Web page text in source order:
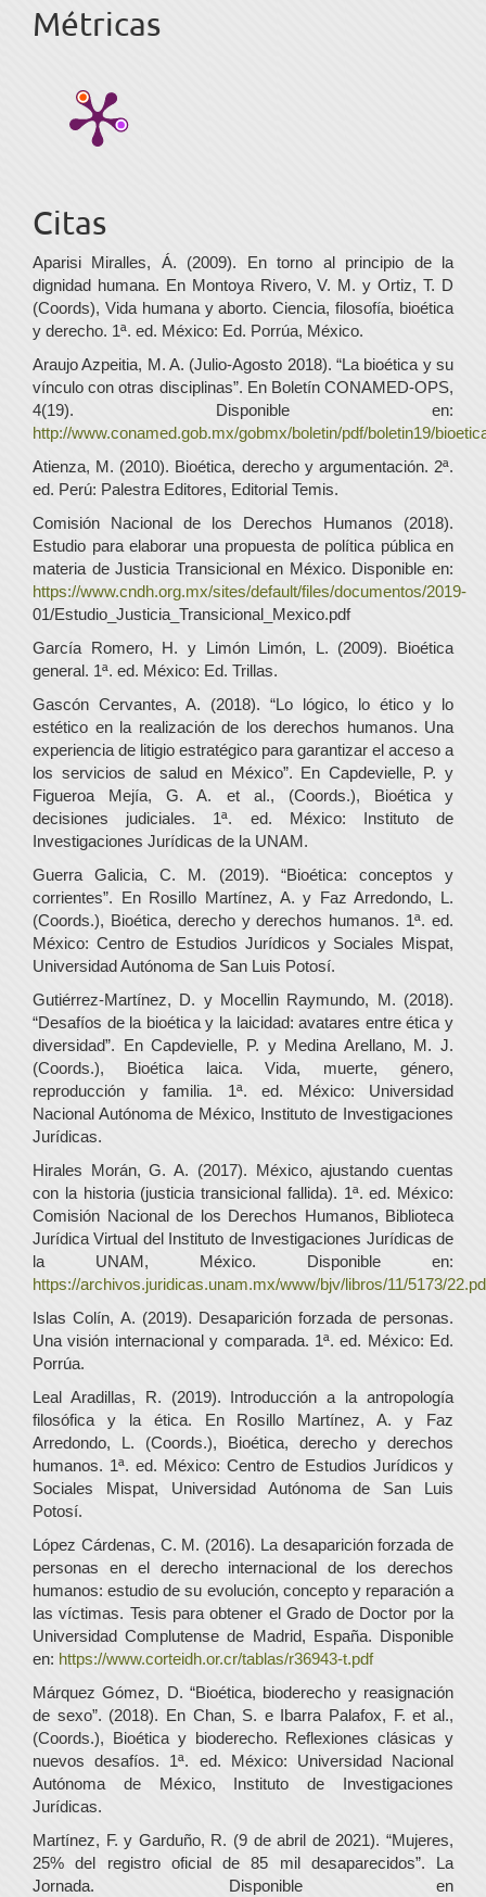
Métricas
Citas
Aparisi Miralles, Á. (2009). En torno al principio de la
dignidad humana. En Montoya Rivero, V. M. y Ortiz, T. D
(Coords), Vida humana y aborto. Ciencia, filosofía, bioética
y derecho. 1ª. ed. México: Ed. Porrúa, México.
Araujo Azpeitia, M. A. (Julio-Agosto 2018). “La bioética y su
vínculo con otras disciplinas”. En Boletín CONAMED-OPS,
4(19). Disponible en:
http://www.conamed.gob.mx/gobmx/boletin/pdf/boletin19/
Atienza, M. (2010). Bioética, derecho y argumentación. 2ª.
ed. Perú: Palestra Editores, Editorial Temis.
Comisión Nacional de los Derechos Humanos (2018).
Estudio para elaborar una propuesta de política pública en
materia de Justicia Transicional en México. Disponible en:
https://www.cndh.org.mx/sites/default/files/documentos/2019-
01/Estudio_Justicia_Transicional_Mexico.pdf
García Romero, H. y Limón Limón, L. (2009). Bioética
general. 1ª. ed. México: Ed. Trillas.
Gascón Cervantes, A. (2018). “Lo lógico, lo ético y lo
estético en la realización de los derechos humanos. Una
experiencia de litigio estratégico para garantizar el acceso a
los servicios de salud en México”. En Capdevielle, P. y
Figueroa Mejía, G. A. et al., (Coords.), Bioética y
decisiones judiciales. 1ª. ed. México: Instituto de
Investigaciones Jurídicas de la UNAM.
Guerra Galicia, C. M. (2019). “Bioética: conceptos y
corrientes”. En Rosillo Martínez, A. y Faz Arredondo, L.
(Coords.), Bioética, derecho y derechos humanos. 1ª. ed.
México: Centro de Estudios Jurídicos y Sociales Mispat,
Universidad Autónoma de San Luis Potosí.
Gutiérrez-Martínez, D. y Mocellin Raymundo, M. (2018).
“Desafíos de la bioética y la laicidad: avatares entre ética y
diversidad”. En Capdevielle, P. y Medina Arellano, M. J.
(Coords.), Bioética laica. Vida, muerte, género,
reproducción y familia. 1ª. ed. México: Universidad
Nacional Autónoma de México, Instituto de Investigaciones
Jurídicas.
Hirales Morán, G. A. (2017). México, ajustando cuentas
con la historia (justicia transicional fallida). 1ª. ed. México:
Comisión Nacional de los Derechos Humanos, Biblioteca
Jurídica Virtual del Instituto de Investigaciones Jurídicas de
la UNAM, México. Disponible en:
https://archivos.juridicas.unam.mx/www/bjv/libros/11/5173/
Islas Colín, A. (2019). Desaparición forzada de personas.
Una visión internacional y comparada. 1ª. ed. México: Ed.
Porrúa.
Leal Aradillas, R. (2019). Introducción a la antropología
filosófica y la ética. En Rosillo Martínez, A. y Faz
Arredondo, L. (Coords.), Bioética, derecho y derechos
humanos. 1ª. ed. México: Centro de Estudios Jurídicos y
Sociales Mispat, Universidad Autónoma de San Luis
Potosí.
López Cárdenas, C. M. (2016). La desaparición forzada de
personas en el derecho internacional de los derechos
humanos: estudio de su evolución, concepto y reparación a
las víctimas. Tesis para obtener el Grado de Doctor por la
Universidad Complutense de Madrid, España. Disponible
en: https://www.corteidh.or.cr/tablas/r36943-t.pdf
Márquez Gómez, D. “Bioética, bioderecho y reasignación
de sexo”. (2018). En Chan, S. e Ibarra Palafox, F. et al.,
(Coords.), Bioética y bioderecho. Reflexiones clásicas y
nuevos desafíos. 1ª. ed. México: Universidad Nacional
Autónoma de México, Instituto de Investigaciones
Jurídicas.
Martínez, F. y Garduño, R. (9 de abril de 2021). “Mujeres,
25% del registro oficial de 85 mil desaparecidos”. La
Jornada. Disponible en